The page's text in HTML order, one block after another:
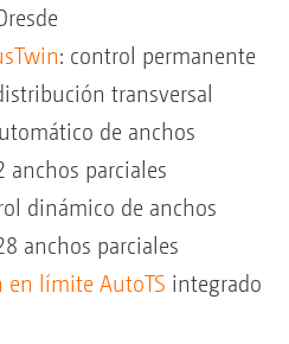
: control permanente
transversal
de anchos
anchos parciales
dinámico de anchos
anchos parciales
en límite AutoTS integrado